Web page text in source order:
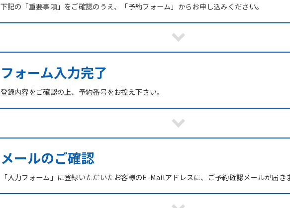
下記の「重要事項」をご確認のうえ、「予約フォーム」からお申し込みください。
フォーム入力完了
登録内容をご確認の上、予約番号をお控え下さい。
メールのご確認
「入力フォーム」に登録いただいたお客様のE-Mailアドレスに、ご予約確認メールが届き